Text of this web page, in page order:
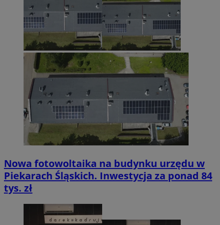
Nowa fotowoltaika na budynku urzędu w
Piekarach Śląskich. Inwestycja za ponad 84
tys. zł